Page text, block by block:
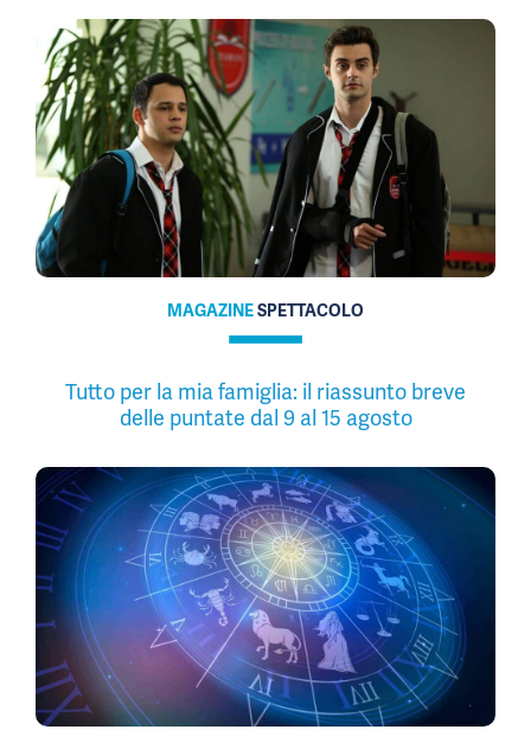
MAGAZINESPETTACOLO
Tutto per la mia famiglia: il riassunto breve
delle puntate dal 9 al 15 agosto